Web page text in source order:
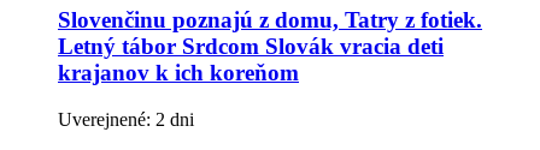
Slovenčinu poznajú z domu, Tatry z fotiek.
Letný tábor Srdcom Slovák vracia deti
krajanov k ich koreňom
Uverejnené: 2 dni